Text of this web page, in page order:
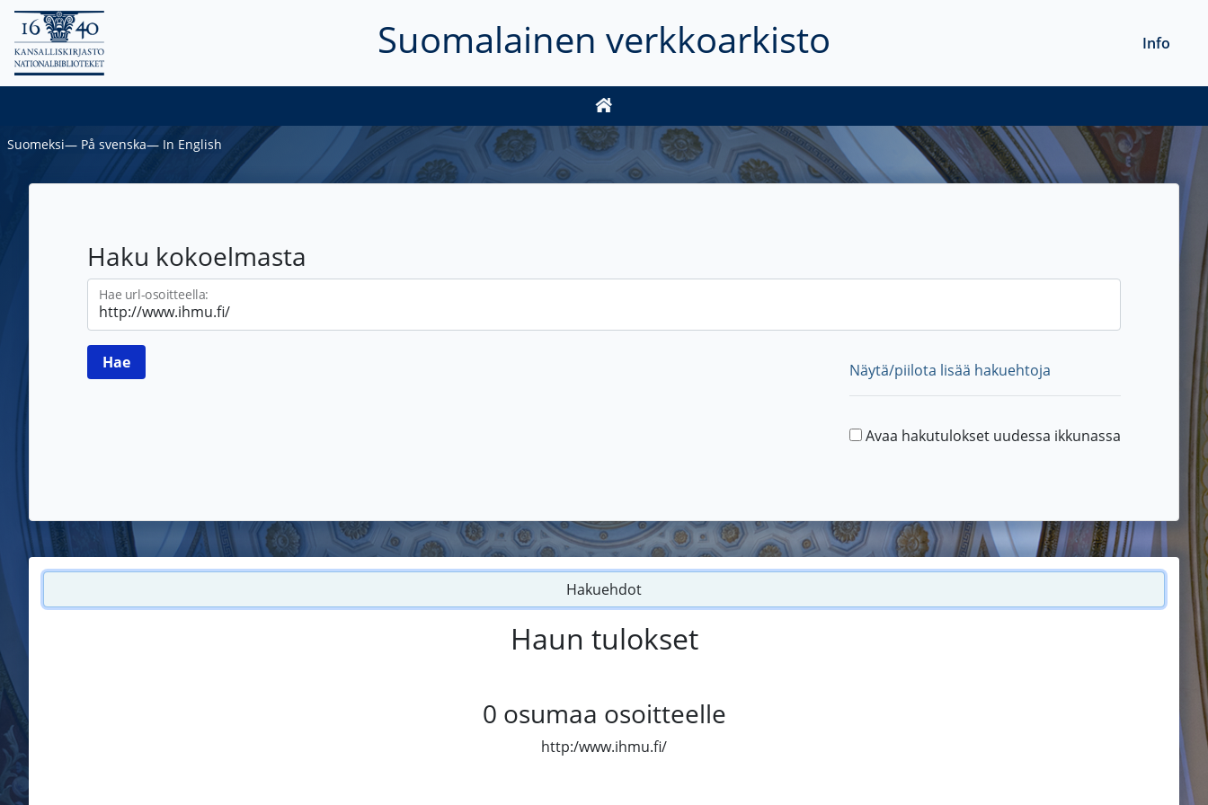
Suomalainen verkkoarkisto Info
Suomeksi― På svenska― In English
Haku kokoelmasta
Hae url-osoitteella:
Näytä/piilota lisää hakuehtoja
Avaa hakutulokset uudessa ikkunassa
Hakuehdot
Haun tulokset
0 osumaa osoitteelle
http:/www.ihmu.fi/